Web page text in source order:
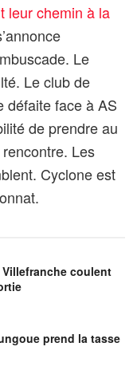
leur chemin à la
Le
Le club de
défaite face à AS
de prendre au
Les
Cyclone est
coulent
prend la tasse